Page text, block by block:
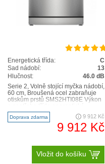
Energetická třída:
C
Sad nádobí:
13
Hlučnost:
46.0 dB
Serie 2, Volně stojící myčka nádobí,
60 cm, Broušená ocel zabraňuje
otiskům prstů SMS2HTI08E Výkon
účinnosti:? C ..
Doprava zdarma 9 912 Kč
9 912 Kč
Vložit do košíku